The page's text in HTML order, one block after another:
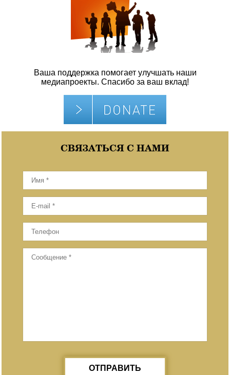
Ваша поддержка помогает улучшать наши
медиапроекты. Спасибо за ваш вклад!
СВЯЗАТЬСЯ С НАМИ
ОТПРАВИТЬ